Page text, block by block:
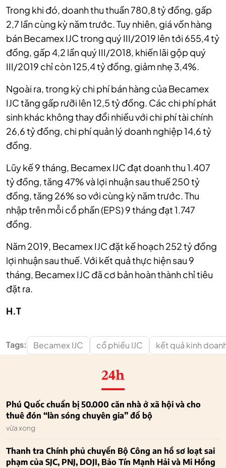
Trong khi đó, doanh thu thuần 780,8 tỷ đồng, gấp
2,7 lần cùng kỳ năm trước. Tuy nhiên, giá vốn hàng
bán Becamex IJC trong quý III/2019 lên tới 655,4 tỷ
đồng, gấp 4,2 lần quý III/2018, khiến lãi gộp quý
III/2019 chỉ còn 125,4 tỷ đồng, giảm nhẹ 3,4%.
Ngoài ra, trong kỳ chi phí bán hàng của Becamex
IJC tăng gấp rưỡi lên 12,5 tỷ đồng. Các chi phí phát
sinh khác không thay đổi nhiều với chi phí tài chính
26,6 tỷ đồng, chi phí quản lý doanh nghiệp 14,6 tỷ
đồng.
Lũy kế 9 tháng, Becamex IJC đạt doanh thu 1.407
tỷ đồng, tăng 47% và lợi nhuận sau thuế 250 tỷ
đồng, tăng 26% so với cùng kỳ năm trước. Thu
nhập trên mỗi cổ phần (EPS) 9 tháng đạt 1.747
đồng.
Năm 2019, Becamex IJC đặt kế hoạch 252 tỷ đồng
lợi nhuận sau thuế. Với kết quả thực hiện sau 9
tháng, Becamex IJC đã cơ bản hoàn thành chỉ tiêu
đặt ra.
H.T
Tags: Becamex IJC cổ phiếu IJC kết quả kinh
24h
Phú Quốc chuẩn bị 50.000 căn nhà ở xã hội và cho
thuê đón “làn sóng chuyên gia” đổ bộ
vừa xong
Thanh tra Chính phủ chuyển Bộ Công an hồ sơ loạt sai
phạm của SJC, PNJ, DOJI, Bảo Tín Mạnh Hải và Mi Hồng